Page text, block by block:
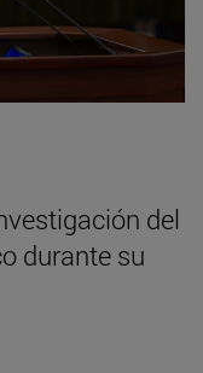
del
durante su